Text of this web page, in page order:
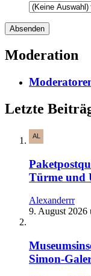
Moderation
Letzte
Türme und
Alexanderrr
9. August 2026
Simon-